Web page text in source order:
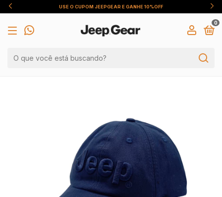
USE O CUPOM JEEPGEAR E GANHE 10%OFF
0